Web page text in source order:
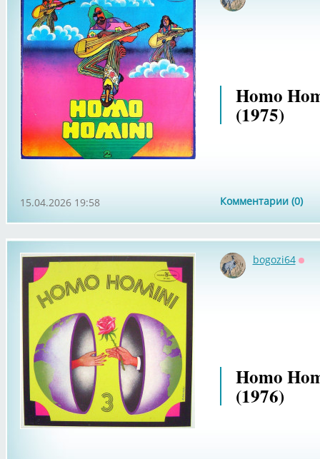
Homo
(1975)
Комментарии (0)
15.04.2026 19:58
bogozi64
Homo
(1976)